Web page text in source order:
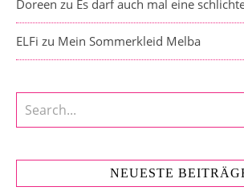
Doreen zu Es darf auch mal eine
ELFi zu Mein Sommerkleid Melba
NEUESTE